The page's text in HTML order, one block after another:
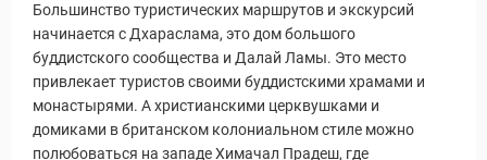
Большинство туристических маршрутов и экскурсий
начинается с Дхараслама, это дом большого
буддистского сообщества и Далай Ламы. Это место
привлекает туристов своими буддистскими храмами и
монастырями. А христианскими церквушками и
домиками в британском колониальном стиле можно
полюбоваться на западе Химачал Прадеш, где